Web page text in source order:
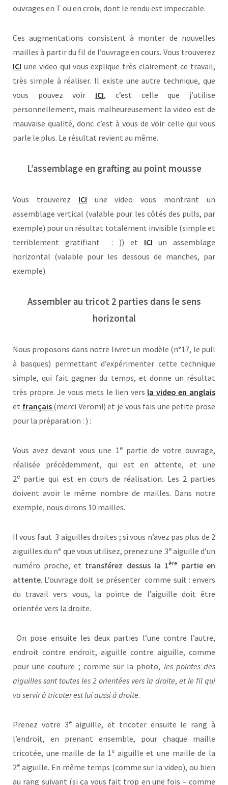
ouvrages en T ou en croix, dont le rendu est impeccable.
Ces augmentations consistent à monter de nouvelles
mailles à partir du fil de l’ouvrage en cours. Vous trouverez
ICI une video qui vous explique très clairement ce travail,
très simple à réaliser. Il existe une autre technique, que
vous pouvez voir ICI, c’est celle que j’utilise
personnellement, mais malheureusement la video est de
mauvaise qualité, donc c’est à vous de voir celle qui vous
parle le plus. Le résultat revient au même.
L’assemblage en grafting au point mousse
Vous trouverez ICI une video vous montrant un
assemblage vertical (valable pour les côtés des pulls, par
exemple) pour un résultat totalement invisible (simple et
terriblement gratifiant : )) et ICI un assemblage
horizontal (valable pour les dessous de manches, par
exemple).
Assembler au tricot 2 parties dans le sens
horizontal
Nous proposons dans notre livret un modèle (n°17, le pull
à basques) permettant d’expérimenter cette technique
simple, qui fait gagner du temps, et donne un résultat
très propre. Je vous mets le lien vers la video en anglais
et français (merci Verom!) et je vous fais une petite prose
pour la préparation : ) :
Vous avez devant vous une 1epartie de votre ouvrage,
réalisée précédemment, qui est en attente, et une
2e partie qui est en cours de réalisation. Les 2 parties
doivent avoir le même nombre de mailles. Dans notre
exemple, nous dirons 10 mailles.
Il vous faut 3 aiguilles droites ; si vous n’avez pas plus de 2
aiguilles du n° que vous utilisez, prenez une 3eaiguille d’un
numéro proche, et transférez dessus la 1ère partie en
attente. L’ouvrage doit se présenter comme suit : envers
du travail vers vous, la pointe de l’aiguille doit être
orientée vers la droite.
On pose ensuite les deux parties l’une contre l’autre,
endroit contre endroit, aiguille contre aiguille, comme
pour une couture ; comme sur la photo, les pointes des
aiguilles sont toutes les 2 orientées vers la droite, et le fil qui
va servir à tricoter est lui aussi à droite.
Prenez votre 3eaiguille, et tricoter ensuite le rang à
l’endroit, en prenant ensemble, pour chaque maille
tricotée, une maille de la 1e aiguille et une maille de la
2e aiguille. En même temps (comme sur la video), ou bien
au rang suivant (si ça vous fait trop en une fois – comme